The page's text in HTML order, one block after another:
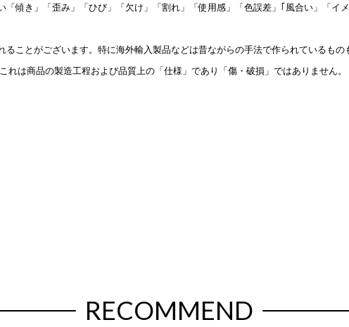
傾き」「歪み」「ひび」「欠け」「割れ」「使用感」「色誤差」｢風合い」「イ
ことがございます。特に海外輸入製品などは昔ながらの手法で作られているもの
れは商品の製造工程および品質上の「仕様」であり「傷・破損」ではありません。
RECOMMEND